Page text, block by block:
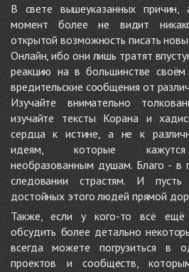
В свете вышеуказанных
момент более не видит
открытой возможность писать
Онлайн, ибо они лишь тратят
реакцию на в большинстве
вредительские сообщения от
Изучайте внимательно
изучайте тексты Корана и
сердца к истине, а не к
идеям, которые кажутся
необразованным душам. Благо - в
следовании страстям. И
достойных этого людей прямой
Также, если у кого-то всё ещё
обсудить более детально
всегда можете погрузиться в
проектов и сообществ,